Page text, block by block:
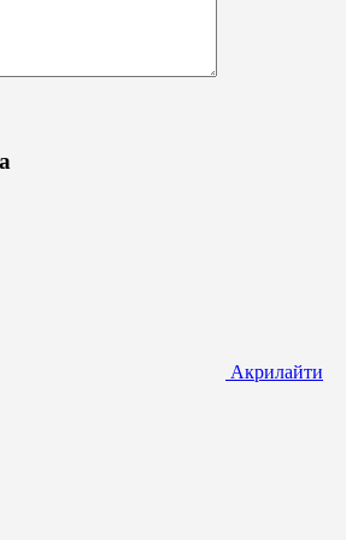
Акрилайти